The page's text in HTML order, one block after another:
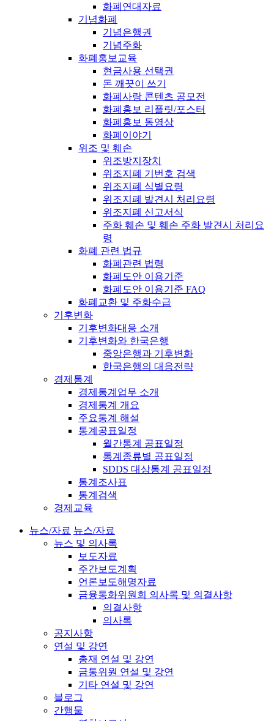
화폐연대자료
기념화폐
기념은행권
기념주화
화폐홍보교육
현금사용 선택권
돈 깨끗이 쓰기
화폐사랑 콘텐츠 공모전
화폐홍보 리플릿/포스터
화폐홍보 동영상
화폐이야기
위조 및 훼손
위조방지장치
위조지폐 기번호 검색
위조지폐 식별요령
위조지폐 발견시 처리요령
위조지폐 신고서식
주화 훼손 및 훼손 주화 발견시 처리요
령
화폐 관련 법규
화폐관련 법령
화폐도안 이용기준
화폐도안 이용기준 FAQ
화폐교환 및 주화수급
기후변화
기후변화대응 소개
기후변화와 한국은행
중앙은행과 기후변화
한국은행의 대응전략
경제통계
경제통계업무 소개
경제통계 개요
주요통계 해설
통계공표일정
월간통계 공표일정
통계종류별 공표일정
SDDS 대상통계 공표일정
통계조사표
통계검색
경제교육
뉴스/자료 뉴스/자료
뉴스 및 의사록
보도자료
주간보도계획
언론보도해명자료
금융통화위원회 의사록 및 의결사항
의결사항
의사록
공지사항
연설 및 강연
총재 연설 및 강연
금통위원 연설 및 강연
기타 연설 및 강연
블로그
간행물